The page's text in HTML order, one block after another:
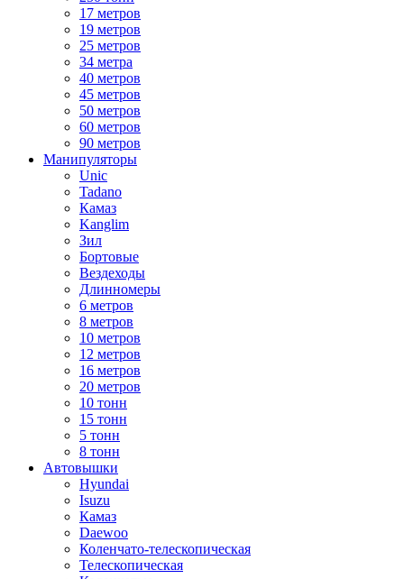
17 метров
19 метров
25 метров
34 метра
40 метров
45 метров
50 метров
60 метров
90 метров
Манипуляторы
Unic
Tadano
Камаз
Kanglim
Зил
Бортовые
Вездеходы
Длинномеры
6 метров
8 метров
10 метров
12 метров
16 метров
20 метров
10 тонн
15 тонн
5 тонн
8 тонн
Автовышки
Hyundai
Isuzu
Камаз
Daewoo
Коленчато-телескопическая
Телескопическая